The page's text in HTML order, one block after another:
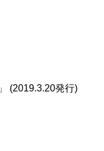
」 (2019.3.20発行)